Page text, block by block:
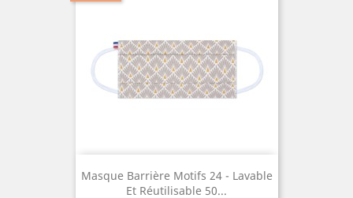
Masque Barrière Motifs 24 - Lavable
Et Réutilisable 50...